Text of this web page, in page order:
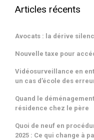
Articles récents
Avocats : la dérive
Nouvelle taxe pour
Vidéosurveillance en
un cas d’école des
Quand le
résidence chez le père
Quoi de neuf en
2025 : Ce qui change à
résidence chez le père
LISTE DES VENTES AUX
CONTACT
instance par la plateforme
CONDITIONS POUR
Vidéosurveillance :
vidéos et qui ne les ont
Downloads